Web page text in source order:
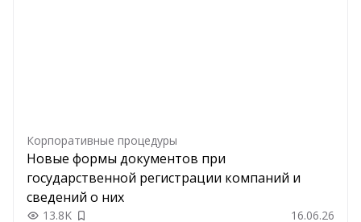
Корпоративные процедуры
Новые формы документов при
государственной регистрации компаний и
сведений о них
13.8K 16.06.26